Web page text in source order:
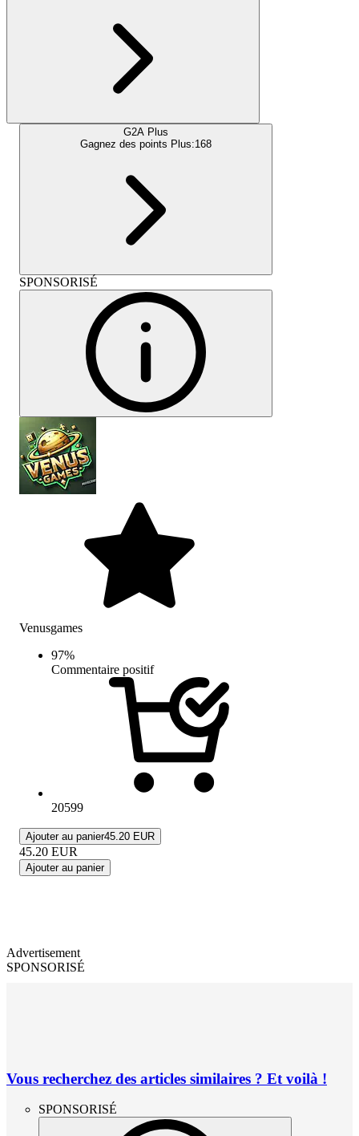
G2A Plus
Gagnez des points Plus:168
SPONSORISÉ
Venusgames
97%
Commentaire positif
20599
Ajouter au panier45.20 EUR
45.20 EUR
Ajouter au panier
Advertisement
SPONSORISÉ
Vous recherchez des articles similaires ? Et voilà !
SPONSORISÉ